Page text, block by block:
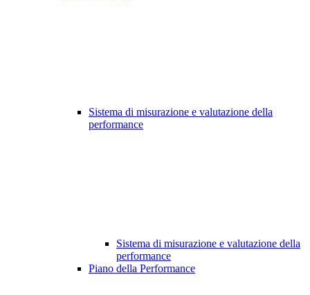
Sistema di misurazione e valutazione della
performance
Sistema di misurazione e valutazione della
performance
Piano della Performance